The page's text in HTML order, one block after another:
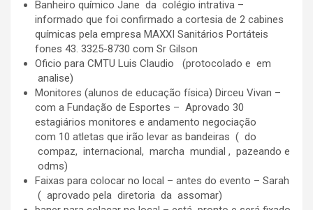
Banheiro químico Jane da colégio intrativa –
informado que foi confirmado a cortesia de 2 cabines
químicas pela empresa MAXXI Sanitários Portáteis
fones 43. 3325-8730 com Sr Gilson
Oficio para CMTU Luis Claudio (protocolado e em
analise)
Monitores (alunos de educação física) Dirceu Vivan –
com a Fundação de Esportes – Aprovado 30
estagiários monitores e andamento negociação
com 10 atletas que irão levar as bandeiras ( do
compaz, internacional, marcha mundial , pazeando e
odms)
Faixas para colocar no local – antes do evento – Sarah
( aprovado pela diretoria da assomar)